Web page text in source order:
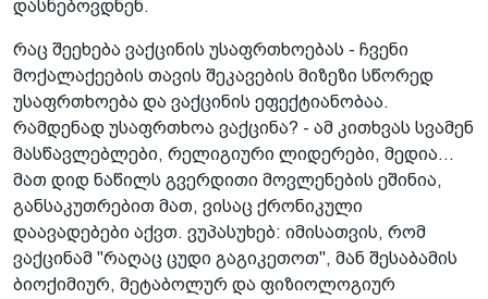
დასნებოვდნენ.
რაც შეეხება ვაქცინის უსაფრთხოებას - ჩვენი
მოქალაქეების თავის შეკავების მიზეზი სწორედ
უსაფრთხოება და ვაქცინის ეფექტიანობაა.
რამდენად უსაფრთხოა ვაქცინა? - ამ კითხვას სვამენ
მასწავლებლები, რელიგიური ლიდერები, მედია...
მათ დიდ ნაწილს გვერდითი მოვლენების ეშინია,
განსაკუთრებით მათ, ვისაც ქრონიკული
დაავადებები აქვთ. ვუპასუხებ: იმისათვის, რომ
ვაქცინამ "რაღაც ცუდი გაგიკეთოთ", მან შესაბამის
ბიოქიმიურ, მეტაბოლურ და ფიზიოლოგიურ